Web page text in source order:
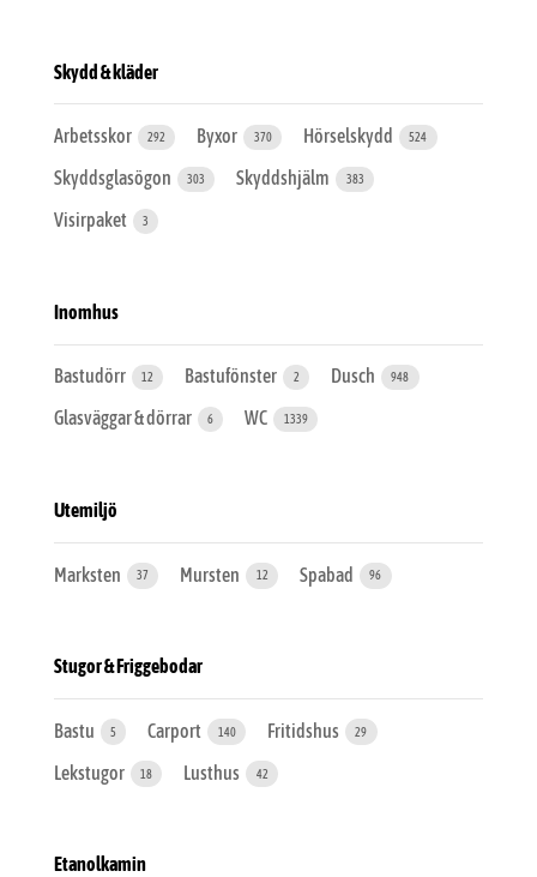
Skydd & kläder
Arbetsskor 292 Byxor 370 Hörselskydd 524
Skyddsglasögon 303 Skyddshjälm 383
Visirpaket 3
Inomhus
Bastudörr 12 Bastufönster 2 Dusch 948
Glasväggar & dörrar 6 WC 1339
Utemiljö
Marksten 37 Mursten 12 Spabad 96
Stugor & Friggebodar
Bastu 5 Carport 140 Fritidshus 29
Lekstugor 18 Lusthus 42
Etanolkamin